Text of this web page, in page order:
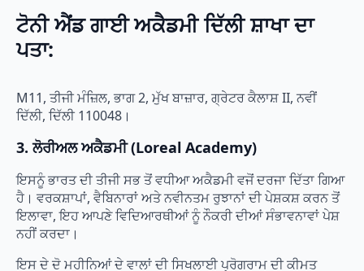
ਟੋਨੀ ਐਂਡ ਗਾਈ ਅਕੈਡਮੀ ਦਿੱਲੀ ਸ਼ਾਖਾ ਦਾ
ਪਤਾ:
M11, ਤੀਜੀ ਮੰਜ਼ਿਲ, ਭਾਗ 2, ਮੁੱਖ ਬਾਜ਼ਾਰ, ਗ੍ਰੇਟਰ ਕੈਲਾਸ਼ II, ਨਵੀਂ
ਦਿੱਲੀ, ਦਿੱਲੀ 110048।
3. ਲੋਰੀਅਲ ਅਕੈਡਮੀ (Loreal Academy)
ਇਸਨੂੰ ਭਾਰਤ ਦੀ ਤੀਜੀ ਸਭ ਤੋਂ ਵਧੀਆ ਅਕੈਡਮੀ ਵਜੋਂ ਦਰਜਾ ਦਿੱਤਾ ਗਿਆ
ਹੈ। ਵਰਕਸ਼ਾਪਾਂ, ਵੈਬਿਨਾਰਾਂ ਅਤੇ ਨਵੀਨਤਮ ਰੁਝਾਨਾਂ ਦੀ ਪੇਸ਼ਕਸ਼ ਕਰਨ ਤੋਂ
ਇਲਾਵਾ, ਇਹ ਆਪਣੇ ਵਿਦਿਆਰਥੀਆਂ ਨੂੰ ਨੌਕਰੀ ਦੀਆਂ ਸੰਭਾਵਨਾਵਾਂ ਪੇਸ਼
ਨਹੀਂ ਕਰਦਾ।
ਇਸ ਦੇ ਦੋ ਮਹੀਨਿਆਂ ਦੇ ਵਾਲਾਂ ਦੀ ਸਿਖਲਾਈ ਪ੍ਰੋਗਰਾਮ ਦੀ ਕੀਮਤ